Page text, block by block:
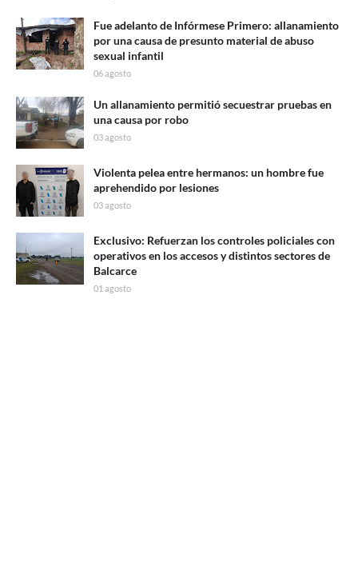
Fue adelanto de Infórmese Primero: allanamiento
por una causa de presunto material de abuso
sexual infantil
06 agosto
Un allanamiento permitió secuestrar pruebas en
una causa por robo
03 agosto
Violenta pelea entre hermanos: un hombre fue
aprehendido por lesiones
03 agosto
Exclusivo: Refuerzan los controles policiales con
operativos en los accesos y distintos sectores de
Balcarce
01 agosto